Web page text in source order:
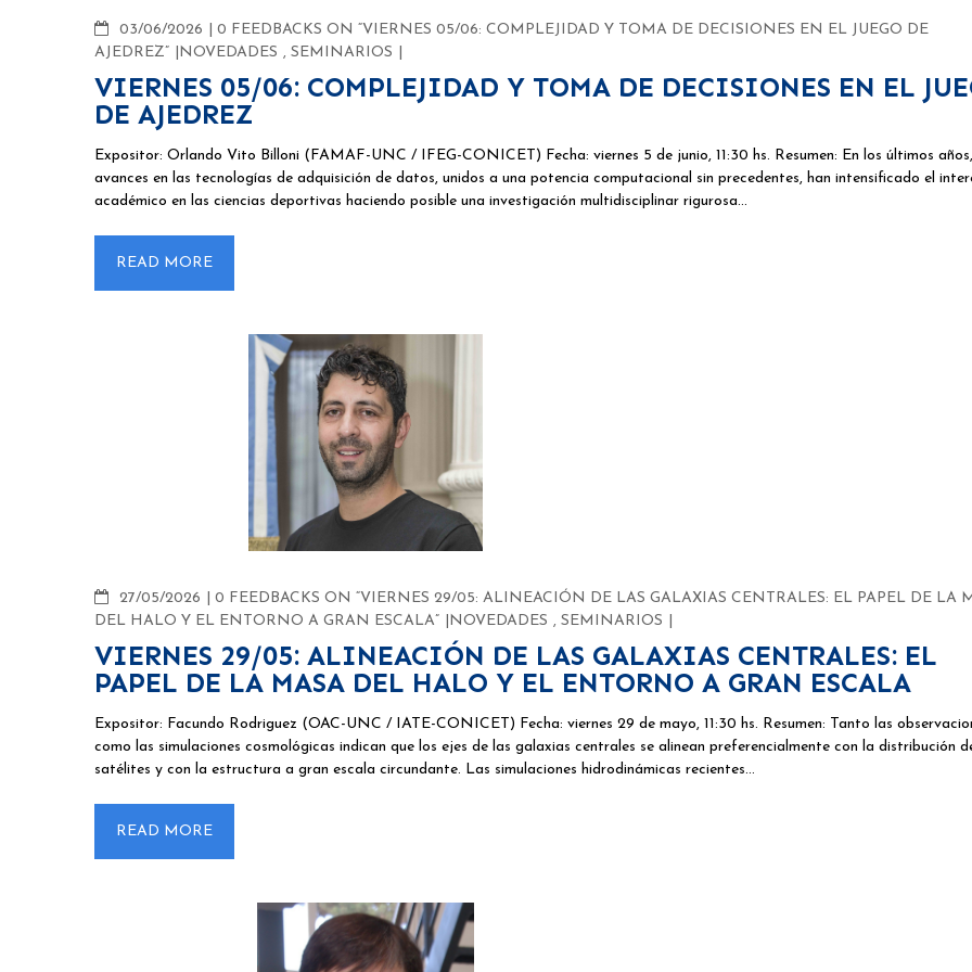
03/06/2026 COMMENTS
0 FEEDBACKS ON “VIERNES 05/06: COMPLEJIDAD Y TOMA DE DECISIONES EN EL JUEGO DE
AJEDREZ”
NOVEDADES , SEMINARIOS
VIERNES 05/06: COMPLEJIDAD Y TOMA DE DECISIONES EN EL
DE AJEDREZ
Expositor: Orlando Vito Billoni (FAMAF-UNC / IFEG-CONICET) Fecha: viernes 5 de junio, 11:30 hs. Resumen: En los últimos
avances en las tecnologías de adquisición de datos, unidos a una potencia computacional sin precedentes, han intensificado el
académico en las ciencias deportivas haciendo posible una investigación multidisciplinar rigurosa…
READ MORE
27/05/2026 COMMENTS
0 FEEDBACKS ON “VIERNES 29/05: ALINEACIÓN DE LAS GALAXIAS CENTRALES: EL PAPEL DE LA
DEL HALO Y EL ENTORNO A GRAN ESCALA”
NOVEDADES , SEMINARIOS
VIERNES 29/05: ALINEACIÓN DE LAS GALAXIAS CENTRALES: EL
PAPEL DE LA MASA DEL HALO Y EL ENTORNO A GRAN ESCALA
Expositor: Facundo Rodriguez (OAC-UNC / IATE-CONICET) Fecha: viernes 29 de mayo, 11:30 hs. Resumen: Tanto las
como las simulaciones cosmológicas indican que los ejes de las galaxias centrales se alinean preferencialmente con la distribución
satélites y con la estructura a gran escala circundante. Las simulaciones hidrodinámicas recientes…
READ MORE